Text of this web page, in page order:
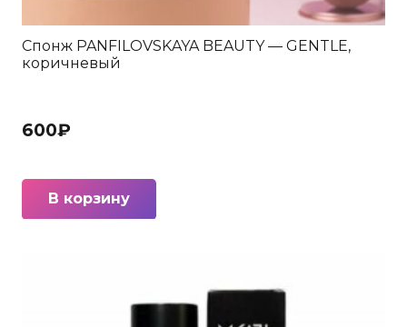
Спонж PANFILOVSKAYA BEAUTY — GENTLE,
коричневый
600₽
В корзину